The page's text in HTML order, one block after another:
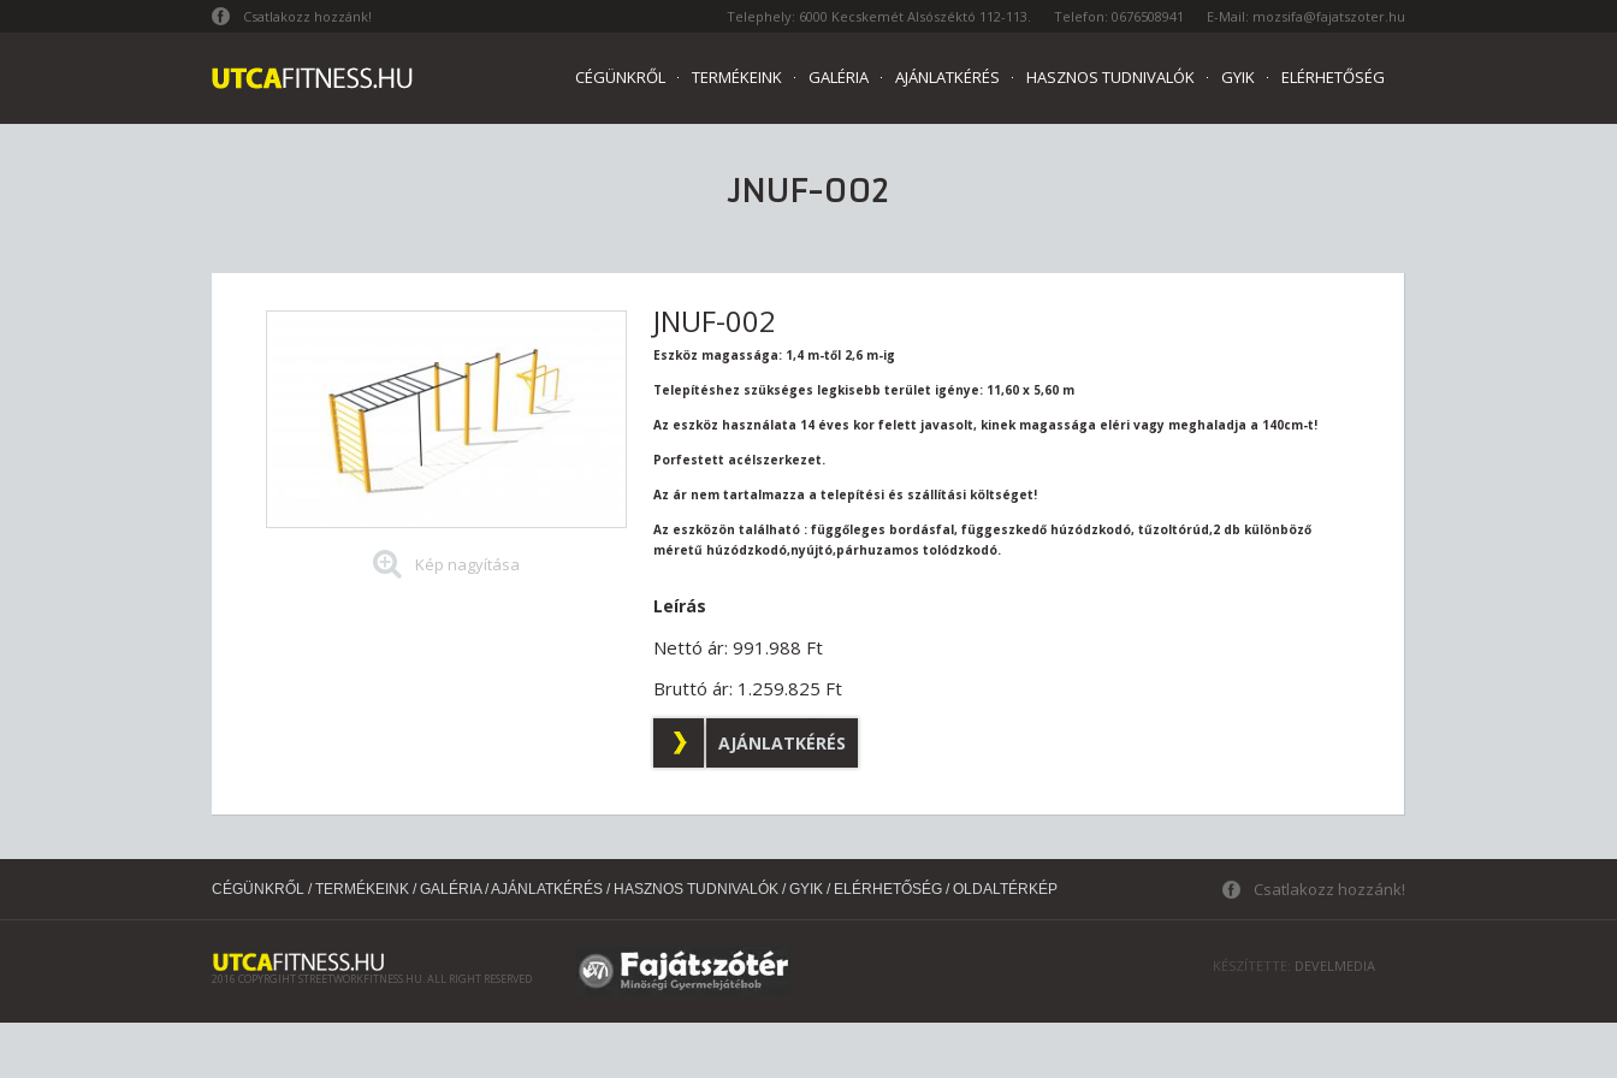
Csatlakozz hozzánk! Telephely: 6000 Kecskemét Alsószéktó 112-113. Telefon: 0676508941 E-Mail: mozsifa@fajatszoter.hu
CÉGÜNKRŐL TERMÉKEINK GALÉRIA AJÁNLATKÉRÉS HASZNOS TUDNIVALÓK GYIK ELÉRHETŐSÉG
JNUF-002
Kép nagyítása
JNUF-002
Eszköz magassága: 1,4 m-től 2,6 m-ig
Telepítéshez szükséges legkisebb terület igénye: 11,60 x 5,60 m
Az eszköz használata 14 éves kor felett javasolt, kinek magassága eléri vagy meghaladja a 140cm-t!
Porfestett acélszerkezet.
Az ár nem tartalmazza a telepítési és szállítási költséget!
Az eszközön található : függőleges bordásfal, függeszkedő húzódzkodó, tűzoltórúd,2 db különböző
méretű húzódzkodó,nyújtó,párhuzamos tolódzkodó.
Leírás
Nettó ár: 991.988 Ft
Bruttó ár: 1.259.825 Ft
AJÁNLATKÉRÉS
CÉGÜNKRŐL /TERMÉKEINK /GALÉRIA/AJÁNLATKÉRÉS / HASZNOS TUDNIVALÓK /GYIK / ELÉRHETŐSÉG /OLDALTÉRKÉP Csatlakozz hozzánk!
2016 COPYRGIHT STREETWORKFITNESS.HU. ALL RIGHT RESERVED
KÉSZÍTETTE: DEVELMEDIA